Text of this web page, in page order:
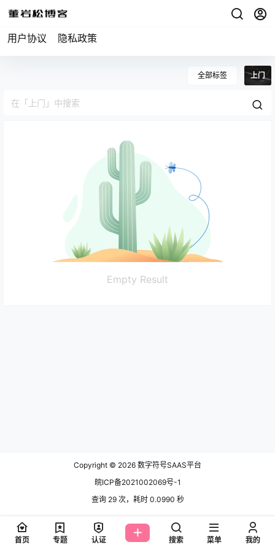
用户协议 隐私政策
全部标签 上门
Empty Result
Copyright © 2026 数字符号SAAS平台
皖ICP备2021002069号-1
查询 29 次，耗时 0.0990 秒
首页 专题 认证 搜索 菜单 我的